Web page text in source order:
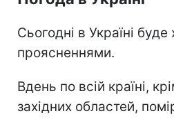
Сьогодні в Україні
проясненнями.
Вдень по всій країні,
західних областей,